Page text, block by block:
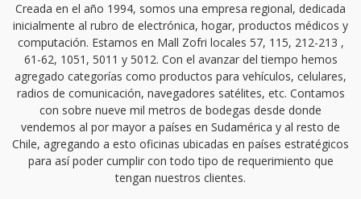
Creada en el año 1994, somos una empresa regional, dedicada
inicialmente al rubro de electrónica, hogar, productos médicos y
computación. Estamos en Mall Zofri locales 57, 115, 212-213 ,
61-62, 1051, 5011 y 5012. Con el avanzar del tiempo hemos
agregado categorías como productos para vehículos, celulares,
radios de comunicación, navegadores satélites, etc. Contamos
con sobre nueve mil metros de bodegas desde donde
vendemos al por mayor a países en Sudamérica y al resto de
Chile, agregando a esto oficinas ubicadas en países estratégicos
para así poder cumplir con todo tipo de requerimiento que
tengan nuestros clientes.